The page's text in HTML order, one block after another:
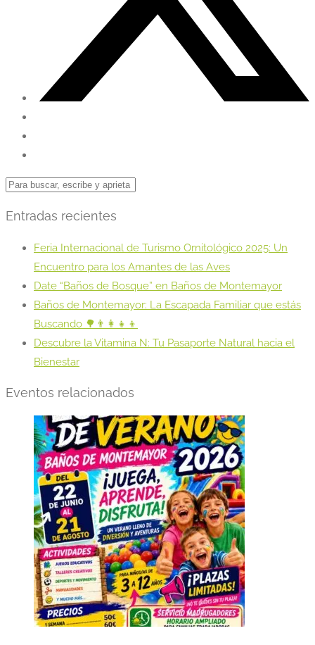
Entradas recientes
Feria Internacional de Turismo Ornitológico 2025: Un
Encuentro para los Amantes de las Aves
Date “Baños de Bosque” en Baños de Montemayor
Baños de Montemayor: La Escapada Familiar que estás
Buscando 🌳👨‍👩‍👧‍👦
Descubre la Vitamina N: Tu Pasaporte Natural hacia el
Bienestar
Eventos relacionados